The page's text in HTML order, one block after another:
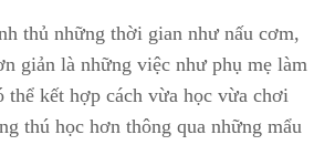
thủ những thời gian như nấu cơm,
giản là những việc như phụ mẹ làm
thể kết hợp cách vừa học vừa chơi
thú học hơn thông qua những mẩu